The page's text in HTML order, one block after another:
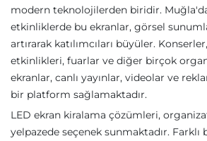
modern teknolojilerden biridir.
etkinliklerde bu ekranlar, görsel
artırarak katılımcıları büyüler.
etkinlikleri, fuarlar ve diğer birçok
ekranlar, canlı yayınlar, videolar ve
bir platform sağlamaktadır.
LED ekran kiralama çözümleri,
yelpazede seçenek sunmaktadır. Farklı